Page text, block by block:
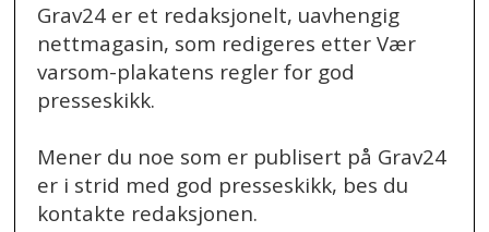
Grav24 er et redaksjonelt, uavhengig
nettmagasin, som redigeres etter Vær
varsom-plakatens regler for god
presseskikk.
Mener du noe som er publisert på Grav24
er i strid med god presseskikk, bes du
kontakte redaksjonen.